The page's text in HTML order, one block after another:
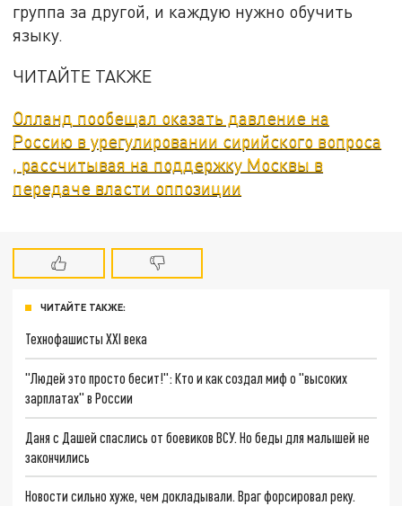
группа за другой, и каждую нужно обучить
языку.
ЧИТАЙТЕ ТАКЖЕ
Олланд пообещал оказать давление на
Россию в урегулировании сирийского вопроса
, рассчитывая на поддержку Москвы в
передаче власти оппозиции
ЧИТАЙТЕ ТАКЖЕ:
Технофашисты XXI века
"Людей это просто бесит!": Кто и как создал миф о "высоких
зарплатах" в России
Даня с Дашей спаслись от боевиков ВСУ. Но беды для малышей не
закончились
Новости сильно хуже, чем докладывали. Враг форсировал реку.